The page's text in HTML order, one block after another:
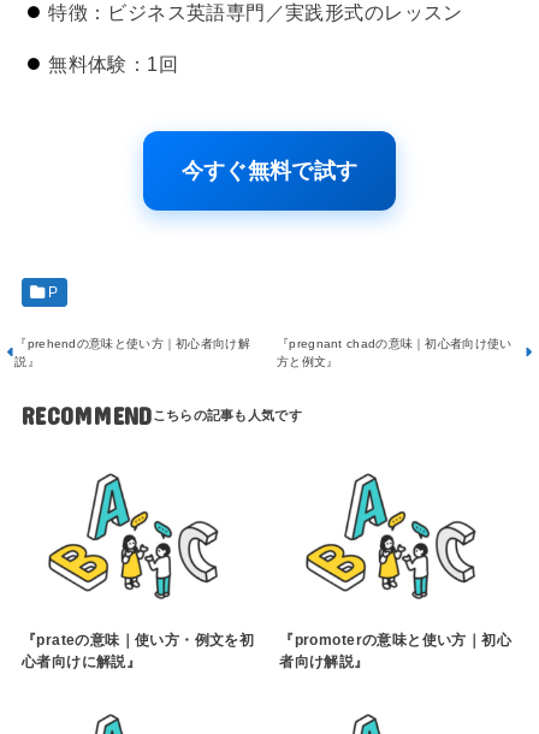
特徴：ビジネス英語専門／実践形式のレッスン
無料体験：1回
今すぐ無料で試す
P
『prehendの意味と使い方｜初心者向け解
説』
『pregnant chadの意味｜初心者向け使い
方と例文』
RECOMMEND
『prateの意味｜使い方・例文を初
心者向けに解説』
『promoterの意味と使い方｜初心
者向け解説』